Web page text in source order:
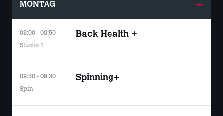
MONTAG
08:00 - 08:50
Studio 1
Back Health +
08:30 - 09:30
Spin
Spinning+